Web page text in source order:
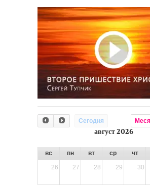
Сегодня
август 2026
вс пн вт ср чт
26
27 28 29 30